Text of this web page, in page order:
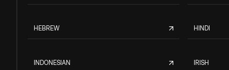
HEBREW HINDI
INDONESIAN IRISH